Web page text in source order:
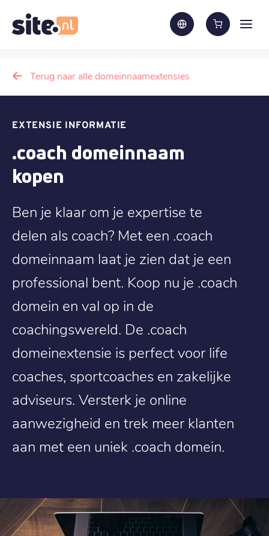
Terug naar alle domeinnaamextensies
EXTENSIE INFORMATIE
.coach domeinnaam
kopen
Ben je klaar om je expertise te
delen als coach? Met een .coach
domeinnaam laat je zien dat je een
professional bent. Koop nu je .coach
domein en val op in de
coachingswereld. De .coach
domeinextensie is perfect voor life
coaches, sportcoaches en zakelijke
adviseurs. Versterk je online
aanwezigheid en trek meer klanten
aan met een uniek .coach domein.